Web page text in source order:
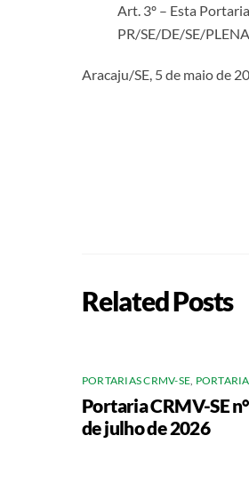
Art. 3º – Esta
PR/SE/DE/SE/
Aracaju/SE, 5 de maio de
Related Posts
PORTARIAS CRMV-SE
Portaria CRMV-SE
de julho de 2026